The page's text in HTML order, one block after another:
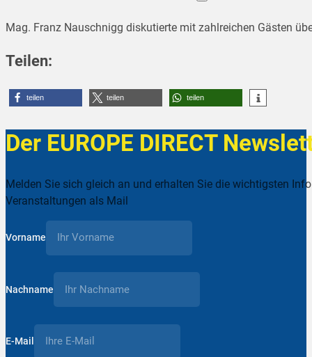
Mag. Franz Nauschnigg diskutierte mit zahlreichen Gästen
Teilen:
teilen teilen teilen
Der EUROPE DIRECT
Melden Sie sich gleich an und erhalten Sie die wichtigsten
Veranstaltungen als Mail
Vorname
Nachname
E-Mail